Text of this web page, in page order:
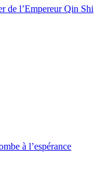
de l’Empereur Qin Shi
à l’espérance